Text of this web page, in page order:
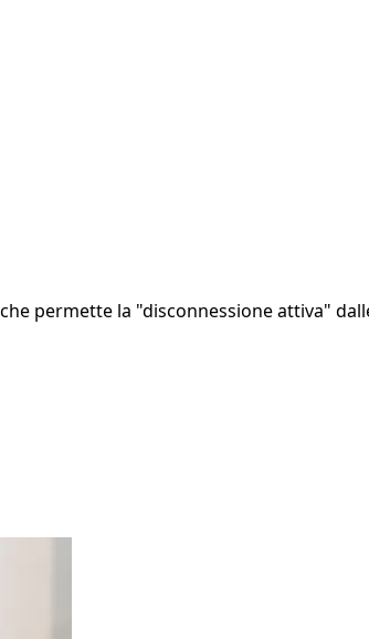
permette la "disconnessione attiva"